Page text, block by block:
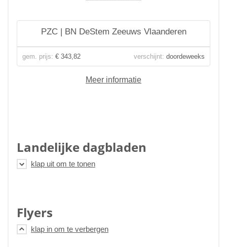
PZC | BN DeStem Zeeuws Vlaanderen
gem. prijs: € 343,82 verschijnt: doordeweeks
Meer informatie
Landelijke dagbladen
Flyers